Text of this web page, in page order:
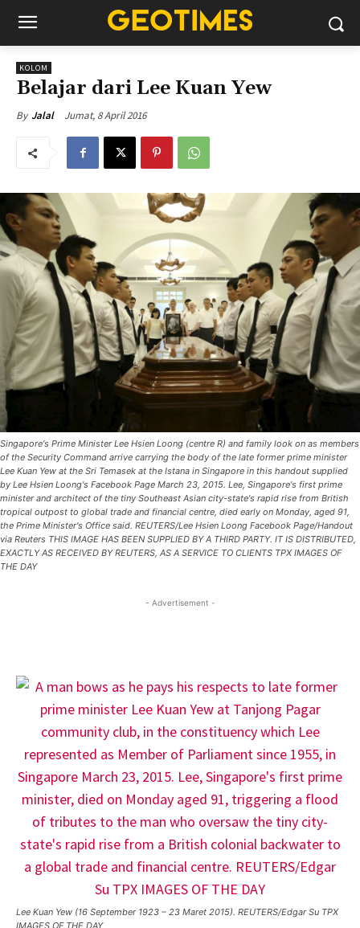
KOLOM
Belajar dari Lee Kuan Yew
By Jalal Jumat, 8 April 2016
Singapore's Prime Minister Lee Hsien Loong (centre R) and family look on as members
of the Security Command arrive carrying the body of the late former prime minister
Lee Kuan Yew at the Sri Temasek at the Istana in Singapore in this handout supplied
by Lee Hsien Loong's Facebook Page March 23, 2015. Lee, Singapore's first prime
minister and architect of the tiny Southeast Asian city-state's rapid rise from British
tropical outpost to global trade and financial centre, died early on Monday, aged 91,
the Prime Minister's Office said. REUTERS/Lee Hsien Loong Facebook Page/Handout
via Reuters THIS IMAGE HAS BEEN SUPPLIED BY A THIRD PARTY. IT IS DISTRIBUTED,
EXACTLY AS RECEIVED BY REUTERS, AS A SERVICE TO CLIENTS TPX IMAGES OF
THE DAY
- Advertisement -
Lee Kuan Yew (16 September 1923 – 23 Maret 2015). REUTERS/Edgar Su TPX